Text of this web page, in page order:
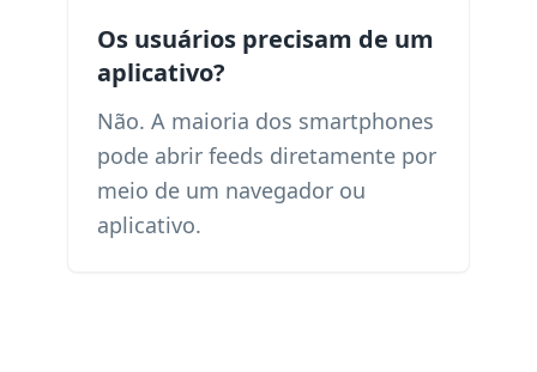
Os usuários precisam de um
aplicativo?
Não. A maioria dos smartphones
pode abrir feeds diretamente por
meio de um navegador ou
aplicativo.